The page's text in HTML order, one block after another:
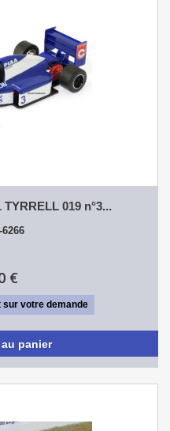
019 n°3...
6266
€
votre demande
panier